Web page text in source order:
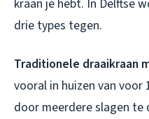
kraan je hebt. In Delftse
drie types tegen.
Traditionele draaikraan
vooral in huizen van voor
door meerdere slagen